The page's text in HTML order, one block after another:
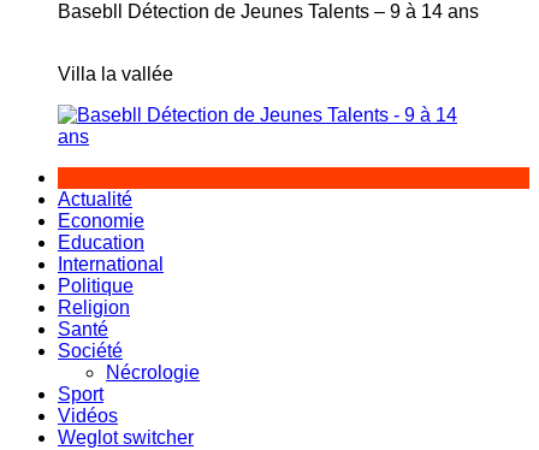
Basebll Détection de Jeunes Talents – 9 à 14 ans
Villa la vallée
Actualité
Economie
Education
International
Politique
Religion
Santé
Société
Nécrologie
Sport
Vidéos
Weglot switcher